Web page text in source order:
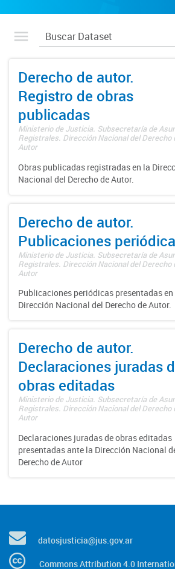
Derecho de autor.
Registro de obras
publicadas
Ministerio de Justicia. Subsecretaría de
Registrales. Dirección Nacional del Derecho
Autor
Obras publicadas registradas en la
Nacional del Derecho de Autor.
Derecho de autor.
Publicaciones
Ministerio de Justicia. Subsecretaría de
Registrales. Dirección Nacional del Derecho
Autor
Publicaciones periódicas presentadas en
Dirección Nacional del Derecho de Autor.
Derecho de autor.
Declaraciones juradas
obras editadas
Ministerio de Justicia. Subsecretaría de
Registrales. Dirección Nacional del Derecho
Autor
Declaraciones juradas de obras editadas
presentadas ante la Dirección Nacional
Derecho de Autor
datosjusticia@jus.gov.ar
Commons Attribution 4.0